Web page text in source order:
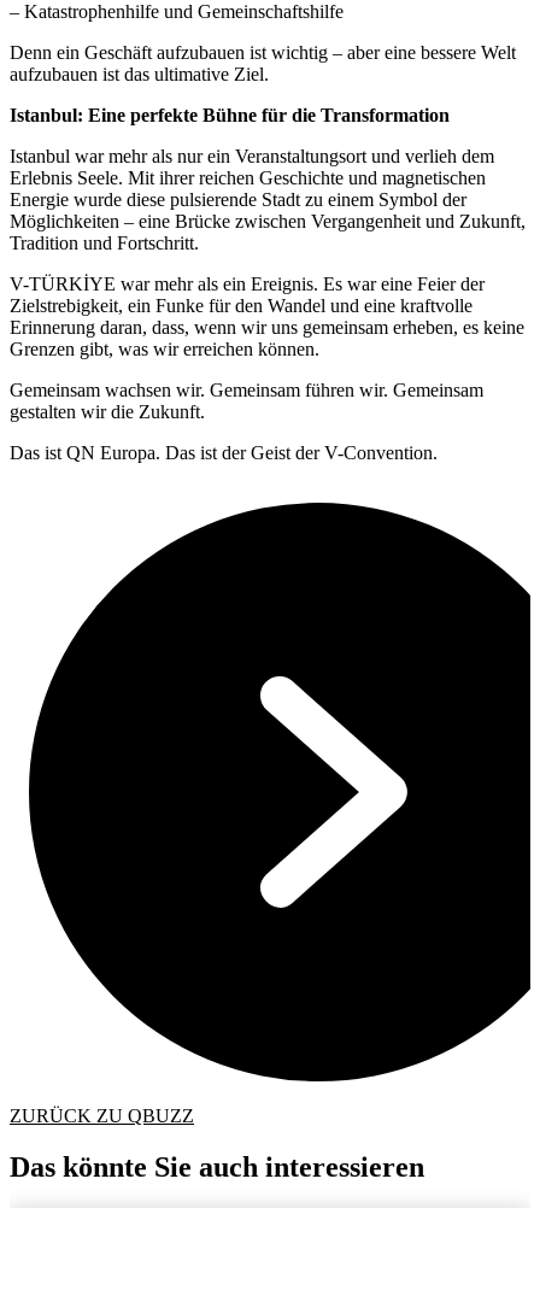
– Katastrophenhilfe und Gemeinschaftshilfe
Denn ein Geschäft aufzubauen ist wichtig – aber eine bessere Welt
aufzubauen ist das ultimative Ziel.
Istanbul: Eine perfekte Bühne für die Transformation
Istanbul war mehr als nur ein Veranstaltungsort und verlieh dem
Erlebnis Seele. Mit ihrer reichen Geschichte und magnetischen
Energie wurde diese pulsierende Stadt zu einem Symbol der
Möglichkeiten – eine Brücke zwischen Vergangenheit und Zukunft,
Tradition und Fortschritt.
V-TÜRKİYE war mehr als ein Ereignis. Es war eine Feier der
Zielstrebigkeit, ein Funke für den Wandel und eine kraftvolle
Erinnerung daran, dass, wenn wir uns gemeinsam erheben, es keine
Grenzen gibt, was wir erreichen können.
Gemeinsam wachsen wir. Gemeinsam führen wir. Gemeinsam
gestalten wir die Zukunft.
Das ist QN Europa. Das ist der Geist der V-Convention.
ZURÜCK ZU QBUZZ
Das könnte Sie auch interessieren